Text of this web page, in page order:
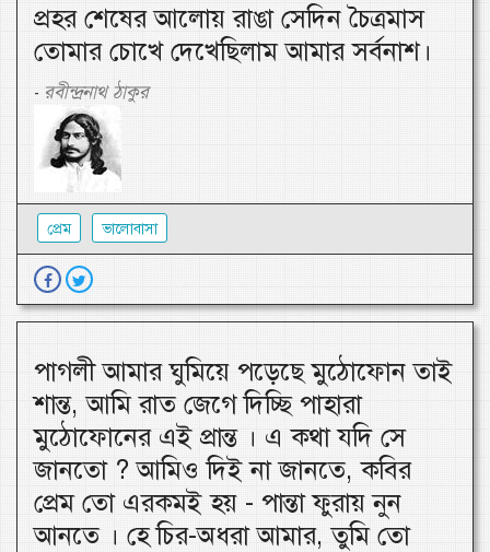
প্রহর শেষের আলোয় রাঙা সেদিন চৈত্রমাস
তোমার চোখে দেখেছিলাম আমার সর্বনাশ।
- রবীন্দ্রনাথ ঠাকুর
প্রেম ভালোবাসা
পাগলী আমার ঘুমিয়ে পড়েছে মুঠোফোন তাই
শান্ত, আমি রাত জেগে দিচ্ছি পাহারা
মুঠোফোনের এই প্রান্ত । এ কথা যদি সে
জানতো ? আমিও দিই না জানতে, কবির
প্রেম তো এরকমই হয় - পান্তা ফুরায় নুন
আনতে । হে চির-অধরা আমার, তুমি তো